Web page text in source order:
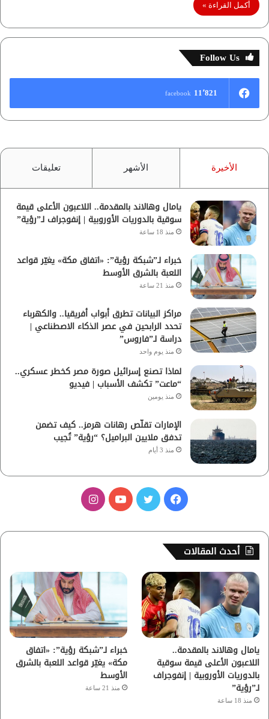
أكمل القراءة »
Follow Us
11٬821 facebook
الأخيرة الأشهر تعليقات
يامال وهالاند بالمقدمة.. اللاعبون الأعلى قيمة
سوقية بالدوريات الأوروبية | إنفوجراف لـ”رؤية”
منذ 18 ساعة
خبراء لـ”شبكة رؤية”: «اتفاق مكة» يغيّر قواعد
اللعبة بالشرق الأوسط
منذ 21 ساعة
مراكز البيانات تطرق أبواب أفريقيا.. والكهرباء
تحدد الرابحين في عصر الذكاء الاصطناعي |
دراسة لـ”فاروس”
منذ يوم واحد
لماذا تصنع إسرائيل صورة مصر كخطر عسكري..
“ماعت” تكشف الأسباب | فيديو
منذ يومين
الإمارات تقلّص رهانات هرمز.. كيف تضمن
تدفق ملايين البراميل؟ “رؤية” تُجيب
منذ 3 أيام
س
ب
و
ك
ي
ب
ت
ق
ر
ا
م
أحدث المقالات
يامال وهالاند بالمقدمة..
اللاعبون الأعلى قيمة سوقية
بالدوريات الأوروبية | إنفوجراف
لـ”رؤية”
منذ 18 ساعة
خبراء لـ”شبكة رؤية”: «اتفاق
مكة» يغيّر قواعد اللعبة بالشرق
الأوسط
منذ 21 ساعة